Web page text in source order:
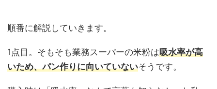
順番に解説していきます。
1点目。そもそも業務スーパーの米粉は吸水率が高
いため、パン作りに向いていないそうです。